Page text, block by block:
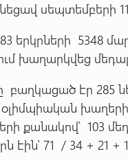
սեպտեմբերի 11
երկրների 5348
խաղարկվեց
էր 285
քանակով՝ 103
էին՝ 71 / 34 + 21 +